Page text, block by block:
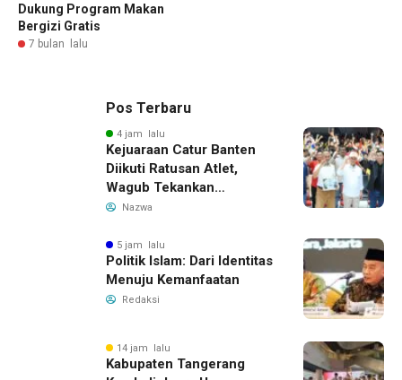
Dukung Program Makan
Bergizi Gratis
7 bulan lalu
Pos Terbaru
4 jam lalu
Kejuaraan Catur Banten
Diikuti Ratusan Atlet,
Wagub Tekankan
Pembinaan Dini
Nazwa
5 jam lalu
Politik Islam: Dari Identitas
Menuju Kemanfaatan
Redaksi
14 jam lalu
Kabupaten Tangerang